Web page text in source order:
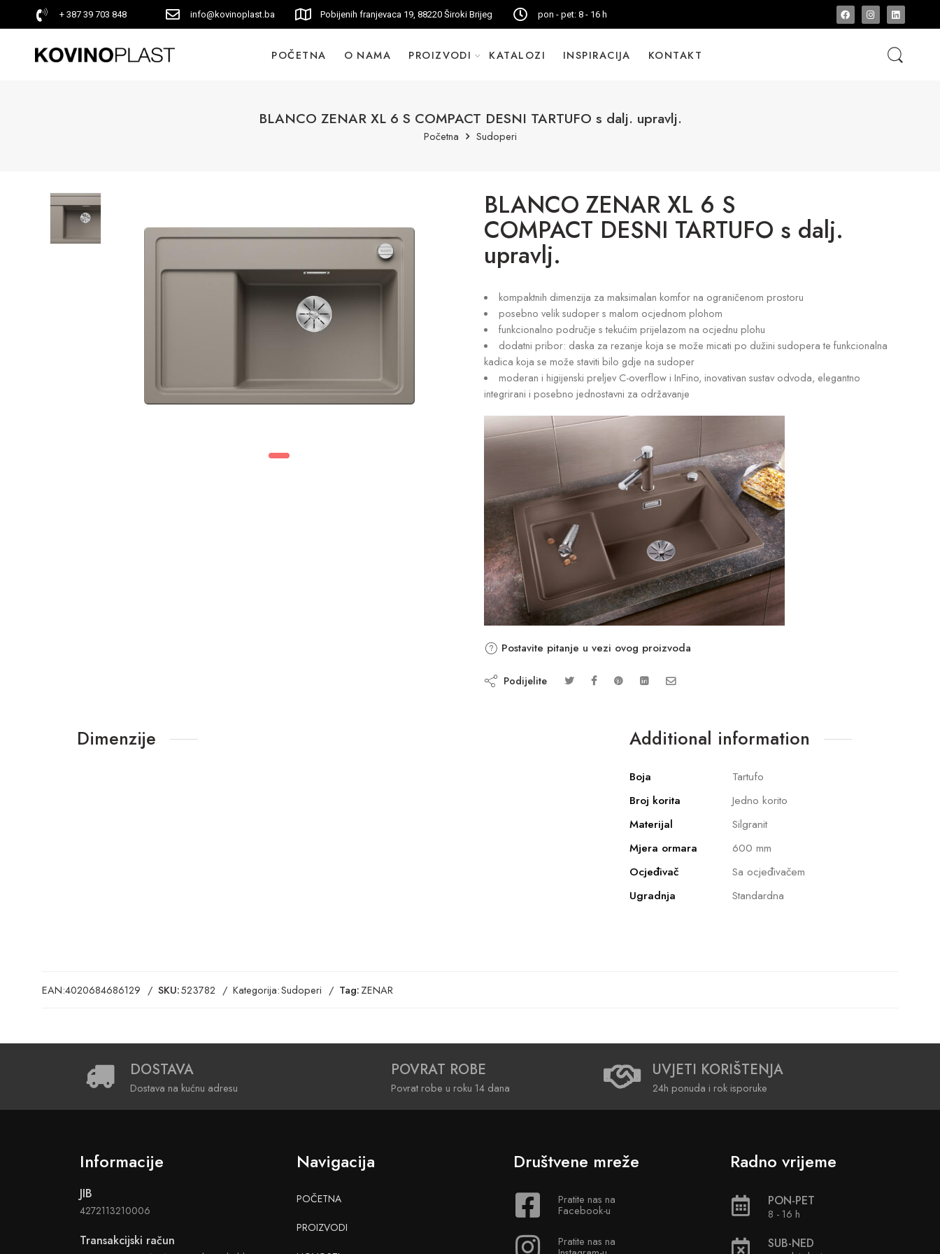
+ 387 39 703 848 info@kovinoplast.ba Pobijenih franjevaca 19, 88220 Široki Brijeg pon - pet: 8 - 16 h
POČETNA O NAMA PROIZVODI KATALOZI INSPIRACIJA KONTAKT
BLANCO ZENAR XL 6 S COMPACT DESNI TARTUFO s dalj. upravlj.
Početna Sudoperi
BLANCO ZENAR XL 6 S
COMPACT DESNI TARTUFO s dalj.
upravlj.
kompaktnih dimenzija za maksimalan komfor na ograničenom prostoru
posebno velik sudoper s malom ocjednom plohom
funkcionalno područje s tekućim prijelazom na ocjednu plohu
dodatni pribor: daska za rezanje koja se može micati po dužini sudopera te funkcionalna
kadica koja se može staviti bilo gdje na sudoper
moderan i higijenski preljev C-overflow i InFino, inovativan sustav odvoda, elegantno
integrirani i posebno jednostavni za održavanje
Postavite pitanje u vezi ovog proizvoda
Podijelite
Dimenzije Additional information
Boja
Tartufo
Broj korita
Jedno korito
Materijal
Silgranit
Mjera ormara
600 mm
Ocjeđivač
Sa ocjeđivačem
Ugradnja
Standardna
EAN:4020684686129 SKU:523782 Kategorija:Sudoperi Tag:ZENAR
DOSTAVA
Dostava na kućnu adresu
POVRAT ROBE
Povrat robe u roku 14 dana
UVJETI KORIŠTENJA
24h ponuda i rok isporuke
Informacije
JIB
4272113210006
Transakcijski račun
Navigacija
POČETNA
PROIZVODI
Društvene mreže
Pratite nas na
Facebook-u
Pratite nas na
Radno vrijeme
PON-PET
8 - 16 h
SUB-NED